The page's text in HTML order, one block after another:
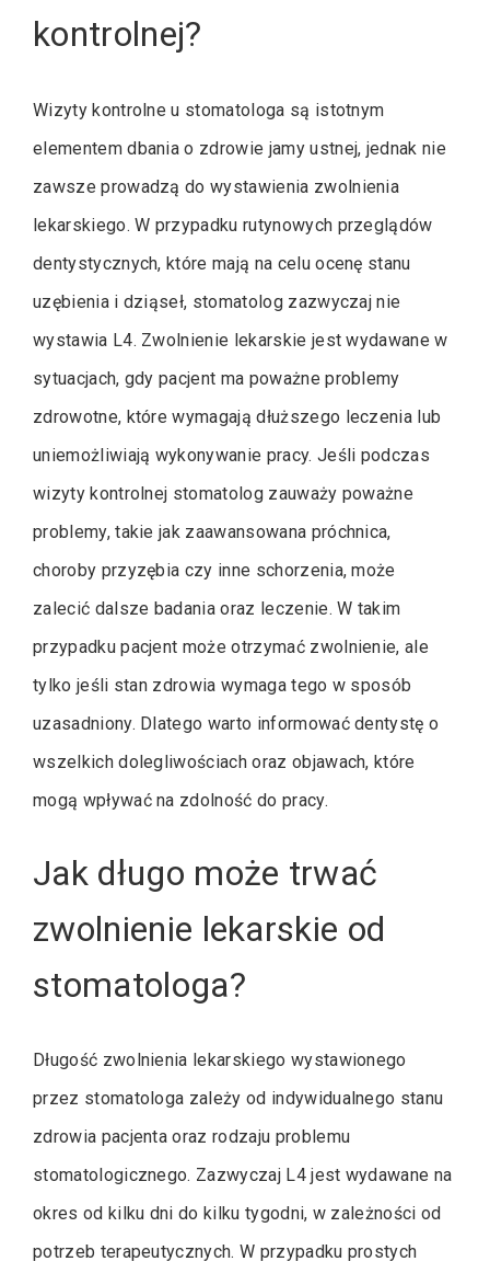
kontrolnej?
Wizyty kontrolne u stomatologa są istotnym
elementem dbania o zdrowie jamy ustnej, jednak nie
zawsze prowadzą do wystawienia zwolnienia
lekarskiego. W przypadku rutynowych przeglądów
dentystycznych, które mają na celu ocenę stanu
uzębienia i dziąseł, stomatolog zazwyczaj nie
wystawia L4. Zwolnienie lekarskie jest wydawane w
sytuacjach, gdy pacjent ma poważne problemy
zdrowotne, które wymagają dłuższego leczenia lub
uniemożliwiają wykonywanie pracy. Jeśli podczas
wizyty kontrolnej stomatolog zauważy poważne
problemy, takie jak zaawansowana próchnica,
choroby przyzębia czy inne schorzenia, może
zalecić dalsze badania oraz leczenie. W takim
przypadku pacjent może otrzymać zwolnienie, ale
tylko jeśli stan zdrowia wymaga tego w sposób
uzasadniony. Dlatego warto informować dentystę o
wszelkich dolegliwościach oraz objawach, które
mogą wpływać na zdolność do pracy.
Jak długo może trwać
zwolnienie lekarskie od
stomatologa?
Długość zwolnienia lekarskiego wystawionego
przez stomatologa zależy od indywidualnego stanu
zdrowia pacjenta oraz rodzaju problemu
stomatologicznego. Zazwyczaj L4 jest wydawane na
okres od kilku dni do kilku tygodni, w zależności od
potrzeb terapeutycznych. W przypadku prostych